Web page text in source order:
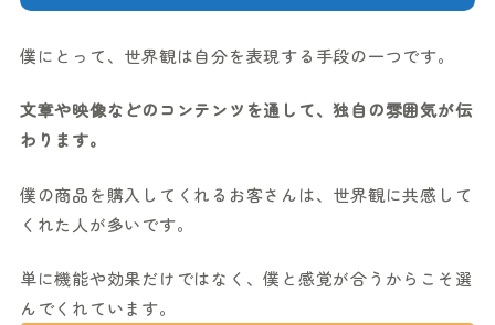
僕にとって、世界観は自分を表現する手段の一つです。
文章や映像などのコンテンツを通して、独自の雰囲気が伝
わります。
僕の商品を購入してくれるお客さんは、世界観に共感して
くれた人が多いです。
単に機能や効果だけではなく、僕と感覚が合うからこそ選
んでくれています。